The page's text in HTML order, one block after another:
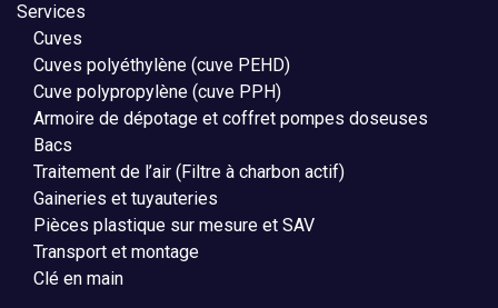
Services
Cuves
Cuves polyéthylène (cuve PEHD)
Cuve polypropylène (cuve PPH)
Armoire de dépotage et coffret pompes doseuses
Bacs
Traitement de l’air (Filtre à charbon actif)
Gaineries et tuyauteries
Pièces plastique sur mesure et SAV
Transport et montage
Clé en main